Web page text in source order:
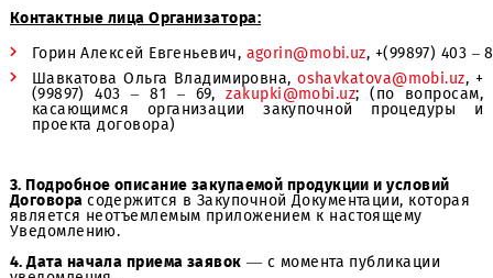
2. Организатор: ООО «UMS».
Контактные лица Организатора:
(99897) 403 – 81 – 69,zakupki@mobi.uz; (по
касающимся организации закупочной
проекта договора)